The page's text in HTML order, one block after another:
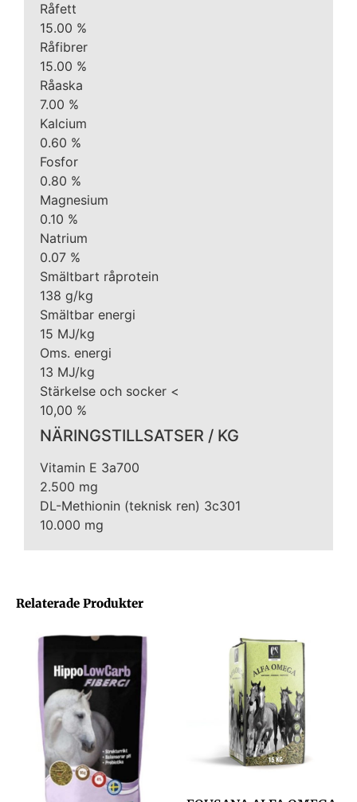
Råfett
15.00 %
Råfibrer
15.00 %
Råaska
7.00 %
Kalcium
0.60 %
Fosfor
0.80 %
Magnesium
0.10 %
Natrium
0.07 %
Smältbart råprotein
138 g/kg
Smältbar energi
15 MJ/kg
Oms. energi
13 MJ/kg
Stärkelse och socker <
10,00 %
NÄRINGSTILLSATSER / KG
Vitamin E 3a700
2.500 mg
DL-Methionin (teknisk ren) 3c301
10.000 mg
Relaterade Produkter